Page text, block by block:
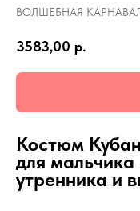
ВОЛШЕБНАЯ
3583,00 р.
Костюм
для мальчика
утренника и